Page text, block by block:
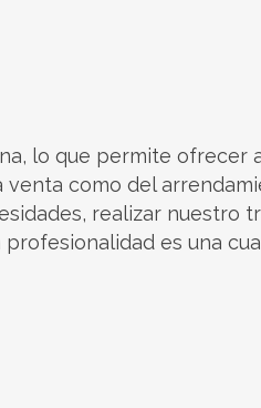
lo que permite ofrecer
como del
realizar nuestro
es una